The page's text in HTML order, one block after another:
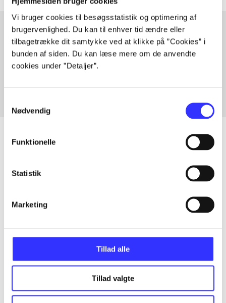
Vi bruger cookies til besøgsstatistik og optimering af
brugervenlighed. Du kan til enhver tid ændre eller
tilbagetrække dit samtykke ved at klikke på ”Cookies” i
bunden af siden. Du kan læse mere om de anvendte
cookies under ”Detaljer”.
Nødvendig
Funktionelle
Statistik
Marketing
Tillad alle
Tillad valgte
Artikler med samme emner
Fra
...